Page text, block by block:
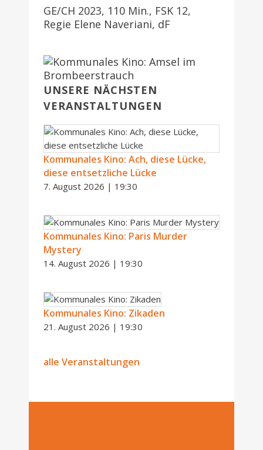
GE/CH 2023, 110 Min., FSK 12,
Regie Elene Naveriani, dF
UNSERE NÄCHSTEN
VERANSTALTUNGEN
Kommunales Kino: Ach, diese Lücke,
diese entsetzliche Lücke
7. August 2026 | 19:30
Kommunales Kino: Paris Murder
Mystery
14. August 2026 | 19:30
Kommunales Kino: Zikaden
21. August 2026 | 19:30
alle Veranstaltungen